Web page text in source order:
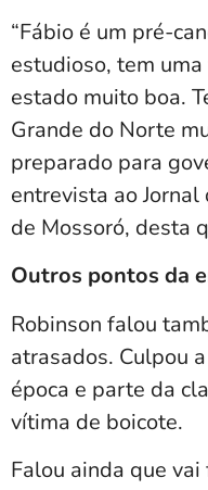
“Fábio é um pré-
estudioso, tem
estado muito boa.
Grande do Norte
preparado para
entrevista ao
de Mossoró, desta
Outros pontos da
Robinson falou
atrasados. Culpou
época e parte da
vítima de boicote.
Falou ainda que